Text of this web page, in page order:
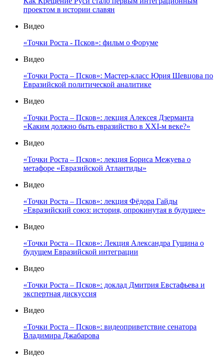
проектом в истории славян
Видео
«Точки Роста - Псков»: фильм о Форуме
Видео
«Точки Роста – Псков»: Мастер-класс Юрия Шевцова по
Евразийской политической аналитике
Видео
«Точки Роста – Псков»: лекция Алексея Дзерманта
«Каким должно быть евразийство в XXI-м веке?»
Видео
«Точки Роста – Псков»: лекция Бориса Межуева о
метафоре «Евразийской Атлантиды»
Видео
«Точки Роста – Псков»: лекция Фёдора Гайды
«Евразийский союз: история, опрокинутая в будущее»
Видео
«Точки Роста – Псков»: Лекция Александра Гущина о
будущем Евразийской интеграции
Видео
«Точки Роста – Псков»: доклад Дмитрия Евстафьева и
экспертная дискуссия
Видео
«Точки Роста – Псков»: видеоприветствие сенатора
Владимира Джабарова
Видео